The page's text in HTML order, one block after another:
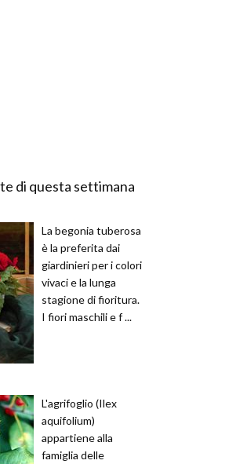
di questa settimana
La begonia tuberosa
è la preferita dai
giardinieri per i colori
vivaci e la lunga
stagione di fioritura.
I fiori maschili e f ...
L'agrifoglio (Ilex
aquifolium)
appartiene alla
famiglia delle